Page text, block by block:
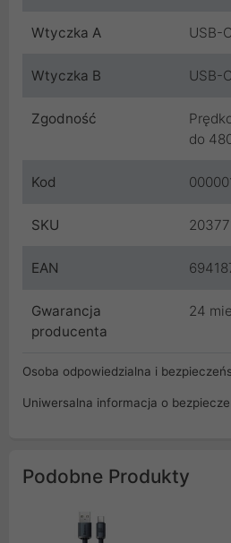
Wtyczka A USB-C
Wtyczka B USB-C
Zgodność
do
Kod
SKU
EAN
Gwarancja
producenta
24
Osoba odpowiedzialna i
Uniwersalna informacja o
Podobne Produkty